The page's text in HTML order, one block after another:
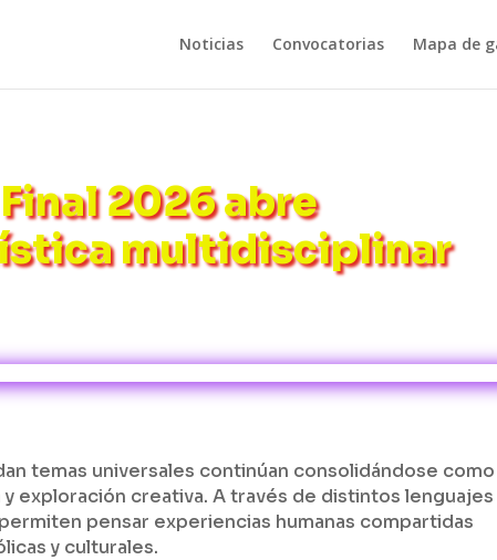
Noticias Convocatorias Mapa de
2026 abre
multidisciplinar
temas universales continúan consolidándose como
exploración creativa. A través de distintos lenguajes
pensar experiencias humanas compartidas
y culturales.